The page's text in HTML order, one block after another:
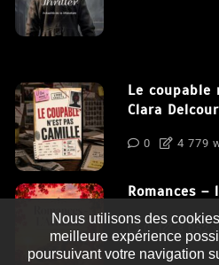
Le coupable
Clara
0 4 779
Romances –
0 3 052
Nous utilisons des
meilleure expérience
poursuivant votre navigation